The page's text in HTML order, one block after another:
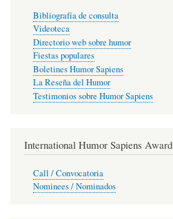
Bibliografía de consulta
Videoteca
Directorio web sobre humor
Fiestas populares
Boletines Humor Sapiens
La Reseña del Humor
Testimonios sobre Humor Sapiens
International Humor Sapiens Award
Call / Convocatoria
Nominees / Nominados